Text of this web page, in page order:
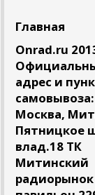
Главная
Onrad.ru
адрес и
самовывоза:
Москва,
Пятницкое
влад.18 ТК
Митинский